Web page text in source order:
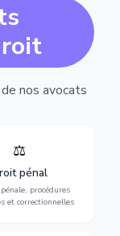
nos avocats
⚖️
pénal
procédures
et correctionnelles
matière pénale,
procès, pour
correctionnelle
criminelle.